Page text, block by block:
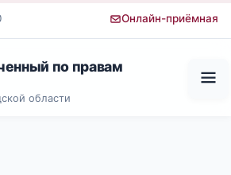
Онлайн-приёмная
по правам
области